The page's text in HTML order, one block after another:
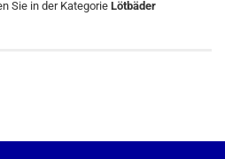
Sie in der Kategorie Lötbäder